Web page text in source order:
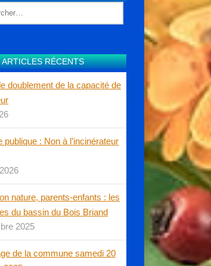
:
ARTICLES RÉCENTS
doublement de la capacité de
publique : Non à l’incinérateur
nature, parents-enfants : les
du bassin du Bois Briand
2025
de la commune samedi 20